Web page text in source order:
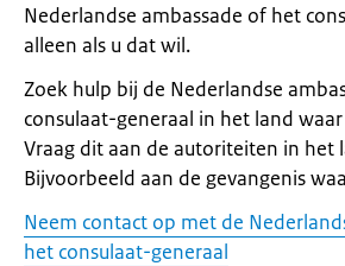
Nederlandse ambassade of het
alleen als u dat wil.
Zoek hulp bij de Nederlandse
consulaat-generaal in het land
Vraag dit aan de autoriteiten in het
Bijvoorbeeld aan de gevangenis
Neem contact op met de
het consulaat-generaal